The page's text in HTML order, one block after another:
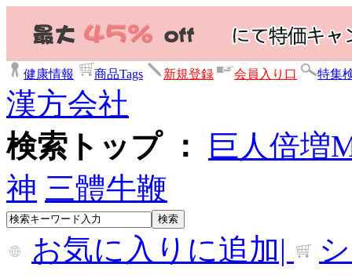
健康情報 商品Tags 新規登録 会員入り口 特集
漢方会社
検索トップ ：
巨人倍増
神 三體牛鞭
お気に入りに追加|